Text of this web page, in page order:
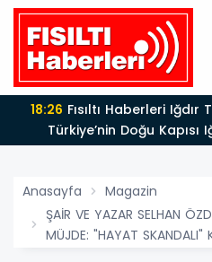
18:26
Türkiye’nin Doğu Kapısı
Anasayfa
Magazin
ŞAİR VE YAZAR SELHAN
MÜJDE: "HAYAT SKANDALI"